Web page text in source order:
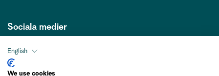
Sociala medier
Kontakt
English
We use cookies